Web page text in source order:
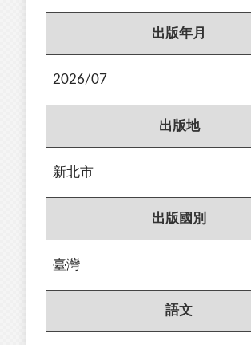
出版年月
2026/07
出版地
新北市
出版國別
臺灣
語文